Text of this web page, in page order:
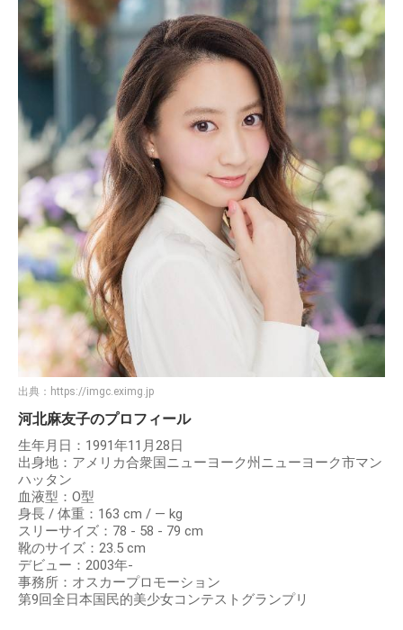
出典： https://imgc.eximg.jp
河北麻友子のプロフィール
生年月日：1991年11月28日
出身地：アメリカ合衆国ニューヨーク州ニューヨーク市マン
ハッタン
血液型：O型
身長 / 体重：163 cm / ― kg
スリーサイズ：78 - 58 - 79 cm
靴のサイズ：23.5 cm
デビュー：2003年-
事務所：オスカープロモーション
第9回全日本国民的美少女コンテストグランプリ